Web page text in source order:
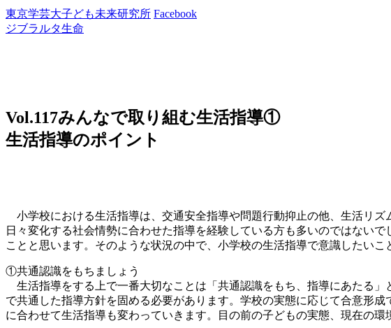
東京学芸大子ども未来研究所 Facebook
ジブラルタ生命
Vol.117みんなで取り組む生活指導①
生活指導のポイント
小学校における生活指導は、交通安全指導や問題行動抑止の他、生活リズ
日々変化する社会情勢に合わせた指導を経験している方も多いのではない
ことと思います。そのような状況の中で、小学校の生活指導で意識したいこ
①共通認識をもちましょう
生活指導をする上で一番大切なことは「共通認識をもち、指導にあたる
で共通した指導方針を固める必要があります。学校の実態に応じて合意形
に合わせて生活指導も変わっていきます。目の前の子どもの実態、現在の環